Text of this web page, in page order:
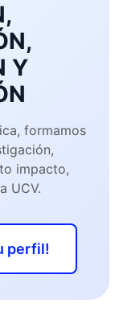
Y
formamos
impacto,
UCV.
perfil!